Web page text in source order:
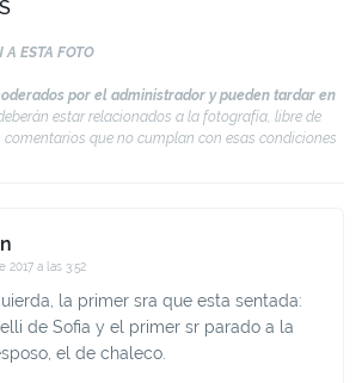
A ESTA FOTO
por el administrador y pueden tardar en
estar relacionados a la fotografía, libre de
comentarios que no cumplan con esas condiciones
2017 a las 3:52
la primer sra que esta sentada:
de Sofia y el primer sr parado a la
el de chaleco.